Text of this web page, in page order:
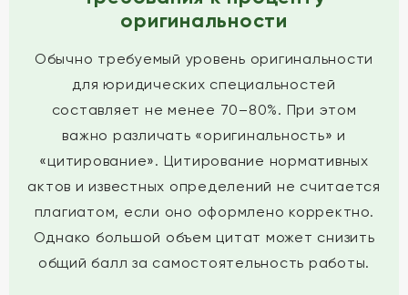
оригинальности
Обычно требуемый уровень оригинальности
для юридических специальностей
составляет не менее 70–80%. При этом
важно различать «оригинальность» и
«цитирование». Цитирование нормативных
актов и известных определений не считается
плагиатом, если оно оформлено корректно.
Однако большой объем цитат может снизить
общий балл за самостоятельность работы.